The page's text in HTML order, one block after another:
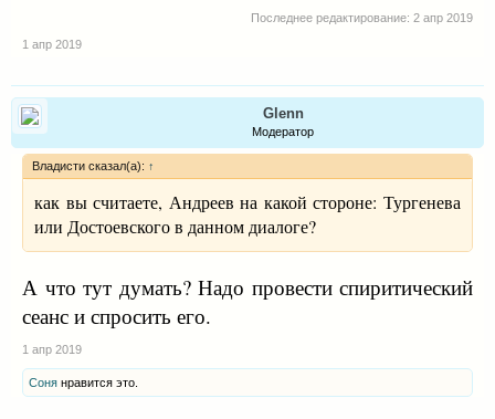
Последнее редактирование: 2 апр 2019
1 апр 2019
Glenn
Модератор
Владисти сказал(а): ↑
как вы считаете, Андреев на какой стороне: Тургенева
или Достоевского в данном диалоге?
А что тут думать? Надо провести спиритический
сеанс и спросить его.
1 апр 2019
Соня нравится это.